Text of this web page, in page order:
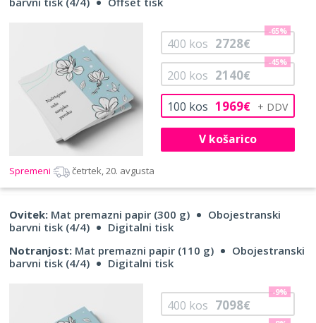
100 kos 1969€
200 kos 2140€
-45%
400 kos 2728€
-65%
V košarico
Spremeni četrtek, 20. avgusta
Ovitek: Mat premazni papir (300 g)
Obojestranski
barvni tisk (4/4)
Digitalni tisk
Notranjost: Mat premazni papir (110 g)
Obojestranski
barvni tisk (4/4)
Digitalni tisk
400 kos 7098€
-9%